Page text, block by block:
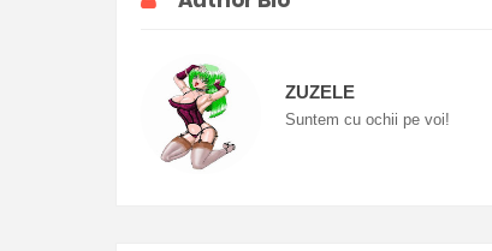
ZUZELE
Suntem cu ochii pe voi!